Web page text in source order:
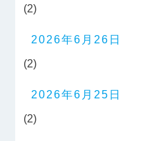
(2)
2026年6月26日
(2)
2026年6月25日
(2)